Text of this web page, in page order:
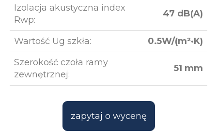
Izolacja akustyczna index
Rwp:
47 dB(A)
Wartość Ug szkła:
0.5W/(m²·K)
Szerokość czoła ramy
zewnętrznej:
51 mm
zapytaj o wycenę